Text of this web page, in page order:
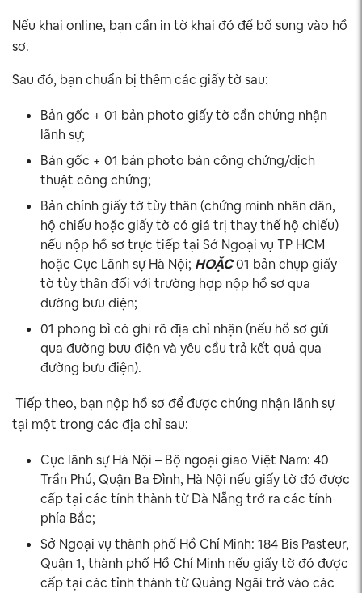
Nếu khai online, bạn cần in tờ khai đó để bổ sung vào hồ
sơ.
Sau đó, bạn chuẩn bị thêm các giấy tờ sau:
Bản gốc + 01 bản photo giấy tờ cần chứng nhận
lãnh sự;
Bản gốc + 01 bản photo bản công chứng/dịch
thuật công chứng;
Bản chính giấy tờ tùy thân (chứng minh nhân dân,
hộ chiếu hoặc giấy tờ có giá trị thay thế hộ chiếu)
nếu nộp hồ sơ trực tiếp tại Sở Ngoại vụ TP HCM
hoặc Cục Lãnh sự Hà Nội; HOẶC01 bản chụp giấy
tờ tùy thân đối với trường hợp nộp hồ sơ qua
đường bưu điện;
01 phong bì có ghi rõ địa chỉ nhận (nếu hồ sơ gửi
qua đường bưu điện và yêu cầu trả kết quả qua
đường bưu điện).
Tiếp theo, bạn nộp hồ sơ để được chứng nhận lãnh sự
tại một trong các địa chỉ sau:
Cục lãnh sự Hà Nội – Bộ ngoại giao Việt Nam: 40
Trần Phú, Quận Ba Đình, Hà Nội nếu giấy tờ đó được
cấp tại các tỉnh thành từ Đà Nẵng trở ra các tỉnh
phía Bắc;
Sở Ngoại vụ thành phố Hồ Chí Minh: 184 Bis Pasteur,
Quận 1, thành phố Hồ Chí Minh nếu giấy tờ đó được
cấp tại các tỉnh thành từ Quảng Ngãi trở vào các